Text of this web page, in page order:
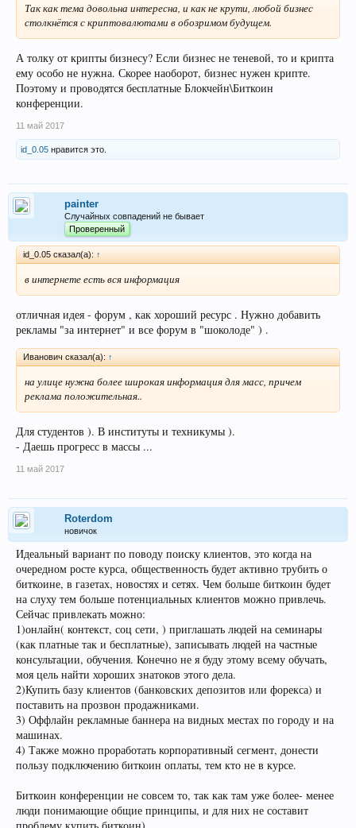
Так как тема довольна интересна, и как не крути, любой бизнес
столкнётся с криптовалютами в обозримом будущем.
А толку от крипты бизнесу? Если бизнес не теневой, то и крипта
ему особо не нужна. Скорее наоборот, бизнес нужен крипте.
Поэтому и проводятся бесплатные Блокчейн\Биткоин
конференции.
11 май 2017
id_0.05 нравится это.
painter
Случайных совпадений не бывает
Проверенный
id_0.05 сказал(а): ↑
в интернете есть вся информация
отличная идея - форум , как хороший ресурс . Нужно добавить
рекламы "за интернет" и все форум в "шоколоде" ) .
Иванович сказал(а): ↑
на улице нужна более широкая информация для масс, причем
реклама положительная..
Для студентов ). В институты и техникумы ).
- Даешь прогресс в массы ...
11 май 2017
Roterdom
новичок
Идеальный вариант по поводу поиску клиентов, это когда на
очередном росте курса, общественность будет активно трубить о
биткоине, в газетах, новостях и сетях. Чем больше биткоин будет
на слуху тем больше потенциальных клиентов можно привлечь.
Сейчас привлекать можно:
1)онлайн( контекст, соц сети, ) приглашать людей на семинары
(как платные так и бесплатные), записывать людей на частные
консультации, обучения. Конечно не я буду этому всему обучать,
моя цель найти хороших знатоков этого дела.
2)Купить базу клиентов (банковских депозитов или форекса) и
поставить на прозвон продажниками.
3) Оффлайн рекламные баннера на видных местах по городу и на
машинах.
4) Также можно проработать корпоративный сегмент, донести
пользу подключению биткоин оплаты, тем кто не в курсе.
Биткоин конференции не совсем то, так как там уже более- менее
люди понимающие общие принципы, и для них не составит